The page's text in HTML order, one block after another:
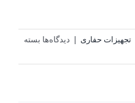
تجهیزات حفاری | دیدگاه‌ها بسته